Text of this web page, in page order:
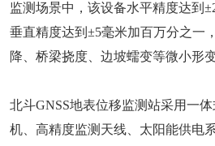
监测场景中，该设备水平精度达到
垂直精度达到±5毫米加百万分之一
降、桥梁挠度、边坡蠕变等微小形变
北斗GNSS地表位移监测站采用一
机、高精度监测天线、太阳能供电